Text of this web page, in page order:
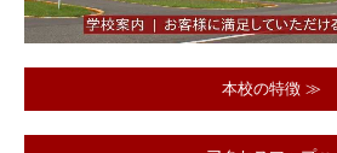
スピードコース
自動二輪免許
本校の特徴 ≫